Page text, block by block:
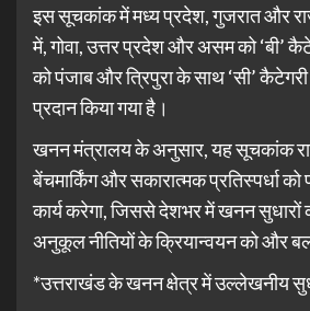
इस सूचकांक में मध्य प्रदेश, गुजरात और
में, गोवा, उत्तर प्रदेश और असम को ‘बी’
को पंजाब और त्रिपुरा के साथ ‘सी’
प्रदान किया गया है।
खनन मंत्रालय के अनुसार, यह सूचकांक
बेंचमार्किंग और सकारात्मक प्रतिस्पर्धा को
कार्य करेगा, जिससे देशभर में खनन सुधारों
अनुकूल नीतियों के क्रियान्वयन को और
*उत्तराखंड के खनन क्षेत्र में उल्लेखनीय